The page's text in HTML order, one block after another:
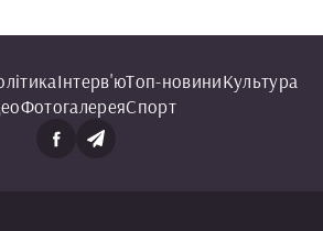
Інтерв'юТоп-новиниКультура
ФотогалереяСпорт